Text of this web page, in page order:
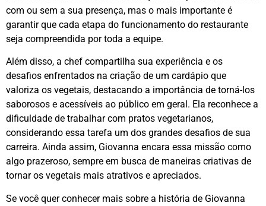
com ou sem a sua presença, mas o mais importante é
garantir que cada etapa do funcionamento do restaurante
seja compreendida por toda a equipe.
Além disso, a chef compartilha sua experiência e os
desafios enfrentados na criação de um cardápio que
valoriza os vegetais, destacando a importância de torná-los
saborosos e acessíveis ao público em geral. Ela reconhece a
dificuldade de trabalhar com pratos vegetarianos,
considerando essa tarefa um dos grandes desafios de sua
carreira. Ainda assim, Giovanna encara essa missão como
algo prazeroso, sempre em busca de maneiras criativas de
tornar os vegetais mais atrativos e apreciados.
Se você quer conhecer mais sobre a história de Giovanna